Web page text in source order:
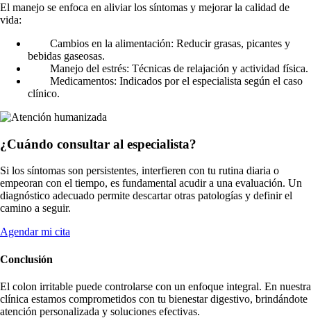
El manejo se enfoca en aliviar los síntomas y mejorar la calidad de
vida:
Cambios en la alimentación: Reducir grasas, picantes y
bebidas gaseosas.
Manejo del estrés: Técnicas de relajación y actividad física.
Medicamentos: Indicados por el especialista según el caso
clínico.
¿Cuándo consultar al especialista?
Si los síntomas son persistentes, interfieren con tu rutina diaria o
empeoran con el tiempo, es fundamental acudir a una evaluación. Un
diagnóstico adecuado permite descartar otras patologías y definir el
camino a seguir.
Agendar mi cita
Conclusión
El colon irritable puede controlarse con un enfoque integral. En nuestra
clínica estamos comprometidos con tu bienestar digestivo, brindándote
atención personalizada y soluciones efectivas.